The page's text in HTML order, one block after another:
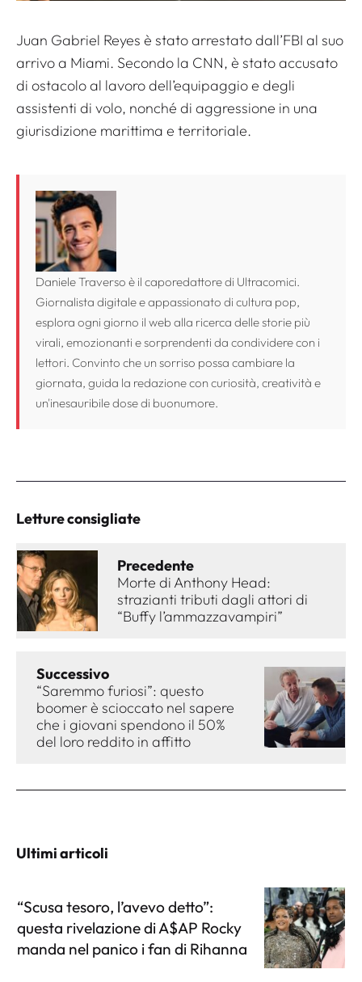
Juan Gabriel Reyes è stato arrestato dall’FBI al suo
arrivo a Miami. Secondo la CNN, è stato accusato
di ostacolo al lavoro dell’equipaggio e degli
assistenti di volo, nonché di aggressione in una
giurisdizione marittima e territoriale.
Daniele Traverso è il caporedattore di Ultracomici.
Giornalista digitale e appassionato di cultura pop,
esplora ogni giorno il web alla ricerca delle storie più
virali, emozionanti e sorprendenti da condividere con i
lettori. Convinto che un sorriso possa cambiare la
giornata, guida la redazione con curiosità, creatività e
un'inesauribile dose di buonumore.
Letture consigliate
Precedente
Morte di Anthony Head:
strazianti tributi dagli attori di
“Buffy l’ammazzavampiri”
Successivo
“Saremmo furiosi”: questo
boomer è scioccato nel sapere
che i giovani spendono il 50%
del loro reddito in affitto
Ultimi articoli
“Scusa tesoro, l’avevo detto”:
questa rivelazione di A$AP Rocky
manda nel panico i fan di Rihanna